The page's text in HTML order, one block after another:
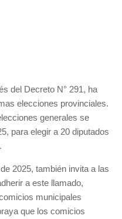
del Decreto N° 291, ha
elecciones provinciales.
generales se
para elegir a 20 diputados
2025, también invita a las
a este llamado,
municipales
que los comicios